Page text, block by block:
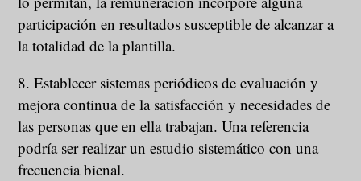
participación en resultados susceptible de alcanzar a
la totalidad de la plantilla.
8. Establecer sistemas periódicos de evaluación y
mejora continua de la satisfacción y necesidades de
las personas que en ella trabajan. Una referencia
podría ser realizar un estudio sistemático con una
frecuencia bienal.